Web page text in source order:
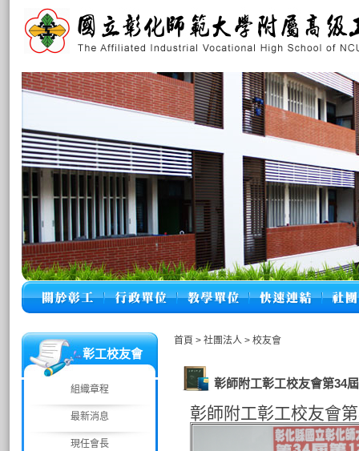
彰工校友會
組織章程
最新消息
現任會長
首頁 > 社團法人 > 校友會
彰師附工彰工校友會第34
彰師附工彰工校友會